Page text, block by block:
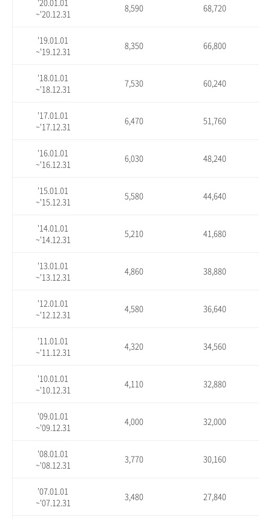
~'20.12.31
8,590 68,720
'19.01.01
~'19.12.31
8,350 66,800
'18.01.01
~'18.12.31
7,530 60,240
'17.01.01
~'17.12.31
6,470 51,760
'16.01.01
~'16.12.31
6,030 48,240
'15.01.01
~'15.12.31
5,580 44,640
'14.01.01
~'14.12.31
5,210 41,680
'13.01.01
~'13.12.31
4,860 38,880
'12.01.01
~'12.12.31
4,580 36,640
'11.01.01
~'11.12.31
4,320 34,560
'10.01.01
~'10.12.31
4,110 32,880
'09.01.01
~'09.12.31
4,000 32,000
'08.01.01
~'08.12.31
3,770 30,160
'07.01.01
~'07.12.31
3,480 27,840